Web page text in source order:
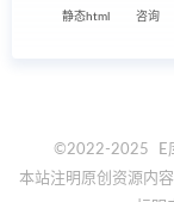
静态html 咨询
©2022-2025 E
本站注明原创资源内